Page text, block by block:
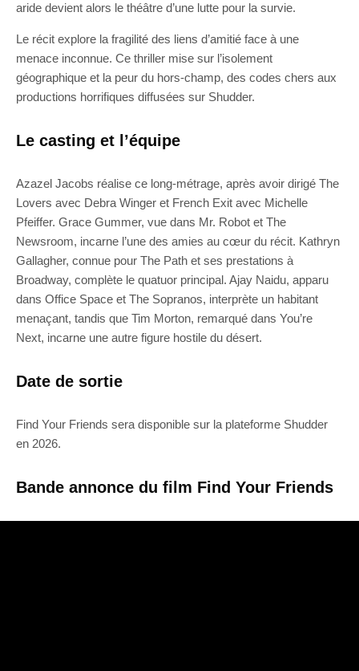
aride devient alors le théâtre d’une lutte pour la survie.
Le récit explore la fragilité des liens d’amitié face à une
menace inconnue. Ce thriller mise sur l’isolement
géographique et la peur du hors-champ, des codes chers aux
productions horrifiques diffusées sur Shudder.
Le casting et l’équipe
Azazel Jacobs réalise ce long-métrage, après avoir dirigé The
Lovers avec Debra Winger et French Exit avec Michelle
Pfeiffer. Grace Gummer, vue dans Mr. Robot et The
Newsroom, incarne l’une des amies au cœur du récit. Kathryn
Gallagher, connue pour The Path et ses prestations à
Broadway, complète le quatuor principal. Ajay Naidu, apparu
dans Office Space et The Sopranos, interprète un habitant
menaçant, tandis que Tim Morton, remarqué dans You’re
Next, incarne une autre figure hostile du désert.
Date de sortie
Find Your Friends sera disponible sur la plateforme Shudder
en 2026.
Bande annonce du film Find Your Friends